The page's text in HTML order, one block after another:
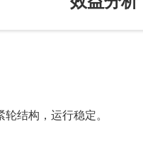
结构，运行稳定。